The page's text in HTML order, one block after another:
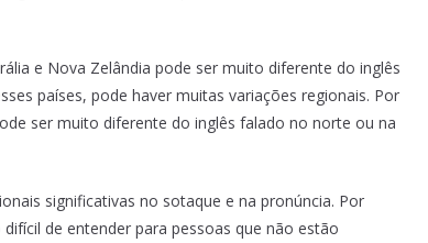
e Nova Zelândia pode ser muito diferente do inglês
países, pode haver muitas variações regionais. Por
ser muito diferente do inglês falado no norte ou na
significativas no sotaque e na pronúncia. Por
de entender para pessoas que não estão